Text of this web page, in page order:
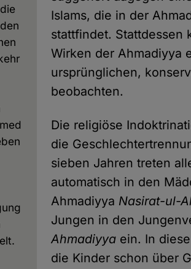
Islams, die in der
stattfindet. Stattdessen
Wirken der Ahmadiyya
ursprünglichen,
beobachten.
Die religiöse
die
sieben Jahren treten
automatisch in den
Ahmadiyya Nasirat-ul-
Jungen in den
Ahmadiyyaein. In
die Kinder schon über